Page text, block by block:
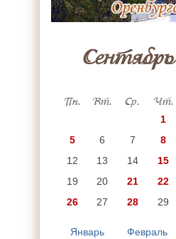
Сентябрь
Пн. Вт. Ср. Чт.
1
5
6 7 8
12
13 14 15
19
20 21 22
26
27 28 29
Январь Февраль